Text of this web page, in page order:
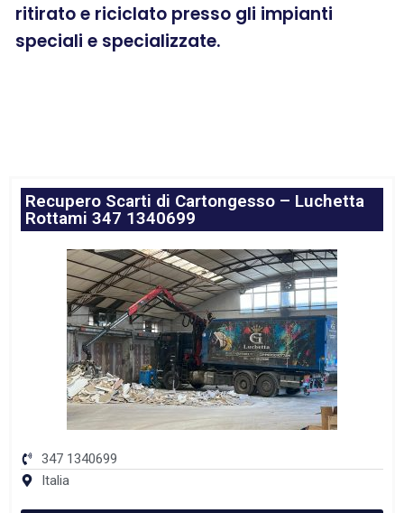
ritirato e riciclato presso gli impianti
speciali e specializzate.
Recupero Scarti di Cartongesso – Luchetta
Rottami 347 1340699
347 1340699
Italia